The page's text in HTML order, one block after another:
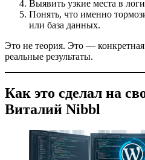
Выявить узкие места в
Понять, что именно
или база данных.
Это не теория. Это —
реальные результаты.
Как это сделал на
Виталий Nibbl